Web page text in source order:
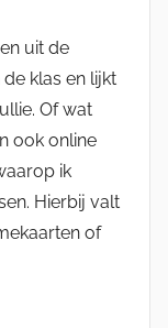
uit de
klas en lijkt
Of wat
ook online
ik
Hierbij valt
of